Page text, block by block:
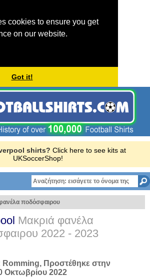
cookies to ensure you get
on our website.
Got it!
shirts? Click here to see kits at
UKSoccerShop!
ποδόσφαιρου
Μακριά φανέλα
2022 - 2023
Romming, Προστέθηκε στην
Οκτωβρίου 2022